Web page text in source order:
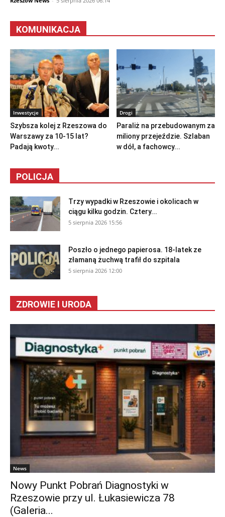
KOMUNIKACJA
Inwestycje
Szybsza kolej z Rzeszowa do
Warszawy za 10-15 lat?
Padają kwoty...
Drogi
Paraliż na przebudowanym za
miliony przejeździe. Szlaban
w dół, a fachowcy...
POLICJA
Trzy wypadki w Rzeszowie i okolicach w
ciągu kilku godzin. Cztery...
5 sierpnia 2026 15:56
Poszło o jednego papierosa. 18-latek ze
złamaną żuchwą trafił do szpitala
5 sierpnia 2026 12:00
ZDROWIE I URODA
News
Nowy Punkt Pobrań Diagnostyki w
Rzeszowie przy ul. Łukasiewicza 78
(Galeria...